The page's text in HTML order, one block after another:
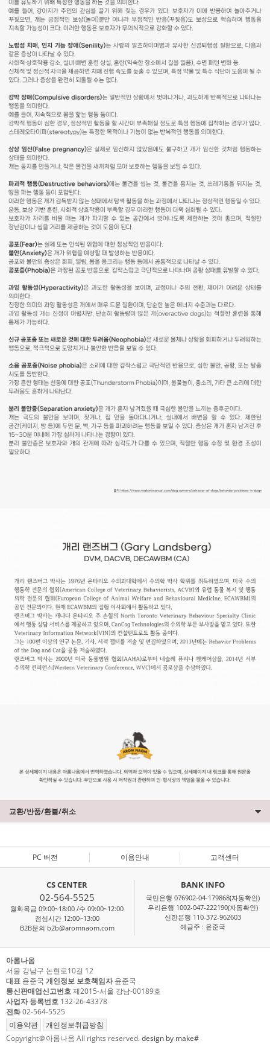
교환/반품/환불/취소
PC 버전 이용안내 고객센터
CS CENTER
02-564-5525
월화목금 09:00~18:00 /수 09:00~12:00
점심시간 12:00~13:00
B2B문의 b2b@aromnaom.com
BANK INFO
국민은행 076902-04-179868(자동확인)
우리은행 1002-047-222190(자동확인)
신한은행 110-372-962603
예금주 : 윤준국
아롬나옴
서울 강남구 논현로10길 12
대표 윤준국 개인정보 보호책임자윤준국
통신판매업신고번호제2015-서울 강남-00189호
사업자 등록번호 132-26-43378
전화02-564-5525
이용약관
개인정보취급방침
Copyright＠아롬나옴 All rights reserved.design by make#